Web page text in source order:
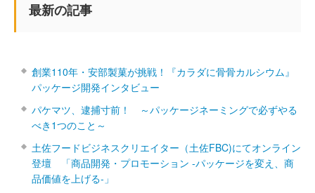
最新の記事
創業110年・安部製菓が挑戦！『カラダに骨骨カルシウム』
パッケージ開発インタビュー
パケマツ、逮捕寸前！ ～パッケージネーミングで必ずやる
べき1つのこと～
土佐フードビジネスクリエイター（土佐FBC)にてオンライン
登壇 「商品開発・プロモーション ‐パッケージを変え、商
品価値を上げる‐」